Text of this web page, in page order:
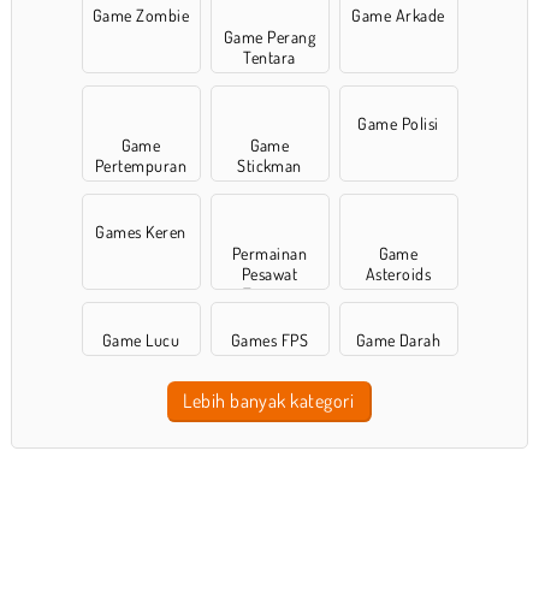
Game Zombie
Game Perang
Tentara
Game Arkade
Game
Pertempuran
Game
Stickman
Game Polisi
Games Keren
Permainan
Pesawat
Tempur
Game
Asteroids
Game Lucu Games FPS Game Darah
Lebih banyak kategori